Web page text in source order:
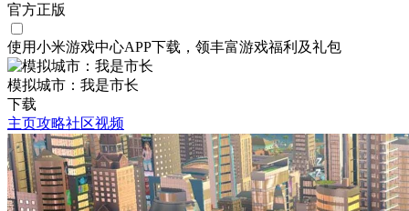
官方正版
使用小米游戏中心APP下载 ，领丰富游戏福利 及礼包
模拟城市：我是市长
下载
主页攻略社区视频